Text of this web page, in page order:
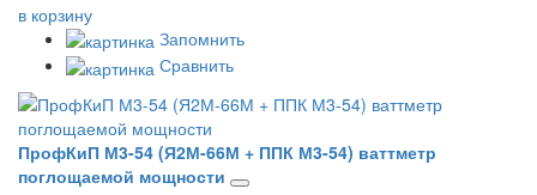
в корзину
Запомнить
Сравнить
ПрофКиП М3-54 (Я2М-66М + ППК М3-54) ваттметр
поглощаемой мощности